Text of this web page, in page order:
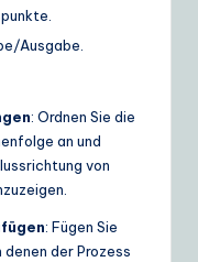
Ausgabe.
: Ordnen Sie die
an und
von
: Fügen Sie
der Prozess